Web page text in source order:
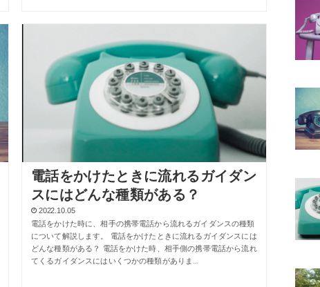
電話をかけたときに流れるガイダン
スにはどんな種類がある？
2022.10.05
電話をかけた時に、相手の携帯電話から流れるガイダンスの種類
について解説します。 電話をかけたときに流れるガイダンスには
どんな種類がある？ 電話をかけた時、相手側の携帯電話から流れ
てくるガイダンスにはいくつかの種類がありま…